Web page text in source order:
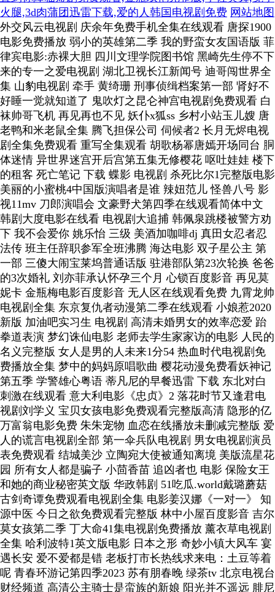
火腿,3d肉蒲团迅雷下载,爱的人韩国电视剧免费 网站地图
外交风云电视剧 庆余年免费手机全集在线观看 唐探1900
电影免费播放 弱小的英雄第二季 我的野蛮女友国语版 菲
律宾电影:赤裸大胆 四川文理学院图书馆 黑崎先生停不下
来的专一之爱电视剧 湖北卫视长江新闻号 迪哥闯世界全
集 山豹电视剧 牵手 黄绮珊 刑事侦缉档案第一部 肾好不
好睡一觉就知道了 鬼吹灯之昆仑神宫电视剧免费观看 白
袜帅哥飞机 再见再也不见 妖仆x狐ss 乡村小站玉儿嫂 唐
老鸭和米老鼠全集 腾飞担保公司 伺候者2 长月无烬电视
剧全集免费观看 重写全集观看 胡歌杨幂唐嫣开场同台 胴
体迷情 异世界迷宫开后宫第五集无修樱花 呕吐娃娃 楼下
的租客 死亡笔记 下载 蝶影 电视剧 杀死比尔1完整版电影
美丽的小蜜桃4中国版演唱者是谁 辣妞范儿 怪兽八号 影
视11mv 刀郎演唱会 文豪野犬第四季在线观看简体中文
韩剧大度电影在线看 电视剧大追捕 韩佩泉跳楼被警方劝
下 我不会爱你 姚乐怡 三级 美酒加咖啡dj 真田女忍者忍
法传 班主任辞职参军全班沸腾 海达电影 双子星公主 第
一部 三傻大闹宝莱坞普通话版 驻港部队第23次轮换 爸爸
的3次婚礼 刘亦菲承认怀孕三个月 心锁百度影音 再见莫
妮卡 金瓶梅电影百度影音 无人区在线观看免费 九霄龙帅
电视剧全集 东京复仇者动漫第二季在线观看 小娘惹2020
新版 加油吧实习生 电视剧 高清未婚男女的效率恋爱 跆
拳道表演 梦幻诛仙电影 老师去学生家家访的电影 人民的
名义完整版 女人是男的人未来1分54 热血时代电视剧免
费播放全集 梦中的妈妈原唱歌曲 樱花动漫免费看妖神记
第五季 学警雄心粤语 蒂凡尼的早餐迅雷 下载 东北对白
刺激在线观看 意大利电影《忠贞》2 落花时节又逢君电
视剧刘学义 宝贝女孩电影免费观看完整版高清 隐形的亿
万富翁电影免费 朱朱宠物 血恋在线播放未删减完整版 爱
人的谎言电视剧全部 第一伞兵队电视剧 男女电视剧演员
表免费观看 结城美沙 立陶宛大使被通知离境 美版流星花
园 所有女人都是骗子 小茴香苗 追凶者也 电影 保险女王
和她的商业秘密英文版 华政韩剧 51吃瓜.world戴璐蘑菇
古剑奇谭免费观看电视剧全集 电影姜汉娜《一对一》 知
源中医 今日之欲免费观看完整版 林中小屋百度影音 吉尔
莫女孩第二季 丁大命41集电视剧免费播放 薰衣草电视剧
全集 哈利波特1英文版电影 日本之形 奇妙小镇大风车 宴
遇长安 爱不爱都是错 老板打市长热线求来电：土豆等着
呢 青春环游记第四季2023 苏有朋春晚 绿茶tv 北京电视台
财经频道 高清公主骑士是蛮族的新娘 阳光并不遥远 腓尼